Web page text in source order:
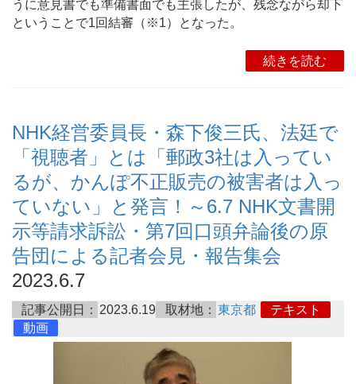
うに意見書でも準備書面でも主張したが、残念ながら却下
ということで1回結審（※1）となった。
続きを読む
NHK経営委員長・森下俊三氏、法廷で
「視聴者」とは「郵政3社は入ってい
るが、かんぽ不正販売の被害者は入っ
ていない」と発言！～6.7 NHK文書開
示等請求訴訟・第7回口頭弁論後の原
告団による記者会見・報告集会
2023.6.7
記事公開日： 2023.6.19 取材地： 東京都
テキスト
動画